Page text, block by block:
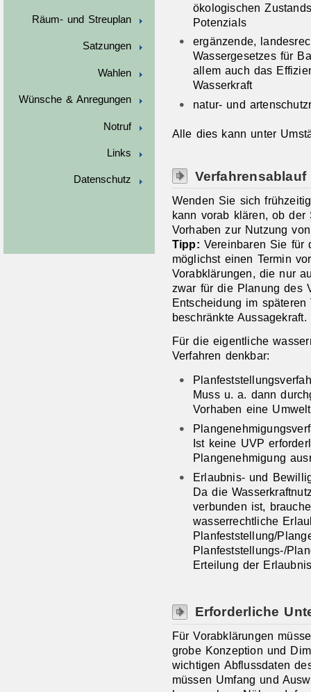
Räum- und Streuplan
Satzungen
Wahlen
Wünsche & Anregungen
Notruf
Links
Datenschutz
ökologischen
Potenzials
ergänzende,
Wassergesetzes für
allem auch das
Wasserkraft
natur- und
Alle dies kann unter
Verfahrensablauf
Wenden Sie sich
kann vorab klären, ob der
Vorhaben zur Nutzung
Tipp: Vereinbaren Sie für
möglichst einen Termin
Vorabklärungen, die nur
zwar für die Planung des
Entscheidung im
beschränkte Aussagekraft.
Für die eigentliche
Verfahren denkbar:
Muss u. a. dann
Vorhaben eine
Ist keine UVP
Plangenehmigung
Erlaubnis- und
Da die
verbunden ist,
wasserrechtliche
Planfeststellung/
Planfeststellungs-/
Erteilung der
Erforderliche
Für Vorabklärungen
grobe Konzeption und
wichtigen Abflussdaten
müssen Umfang und